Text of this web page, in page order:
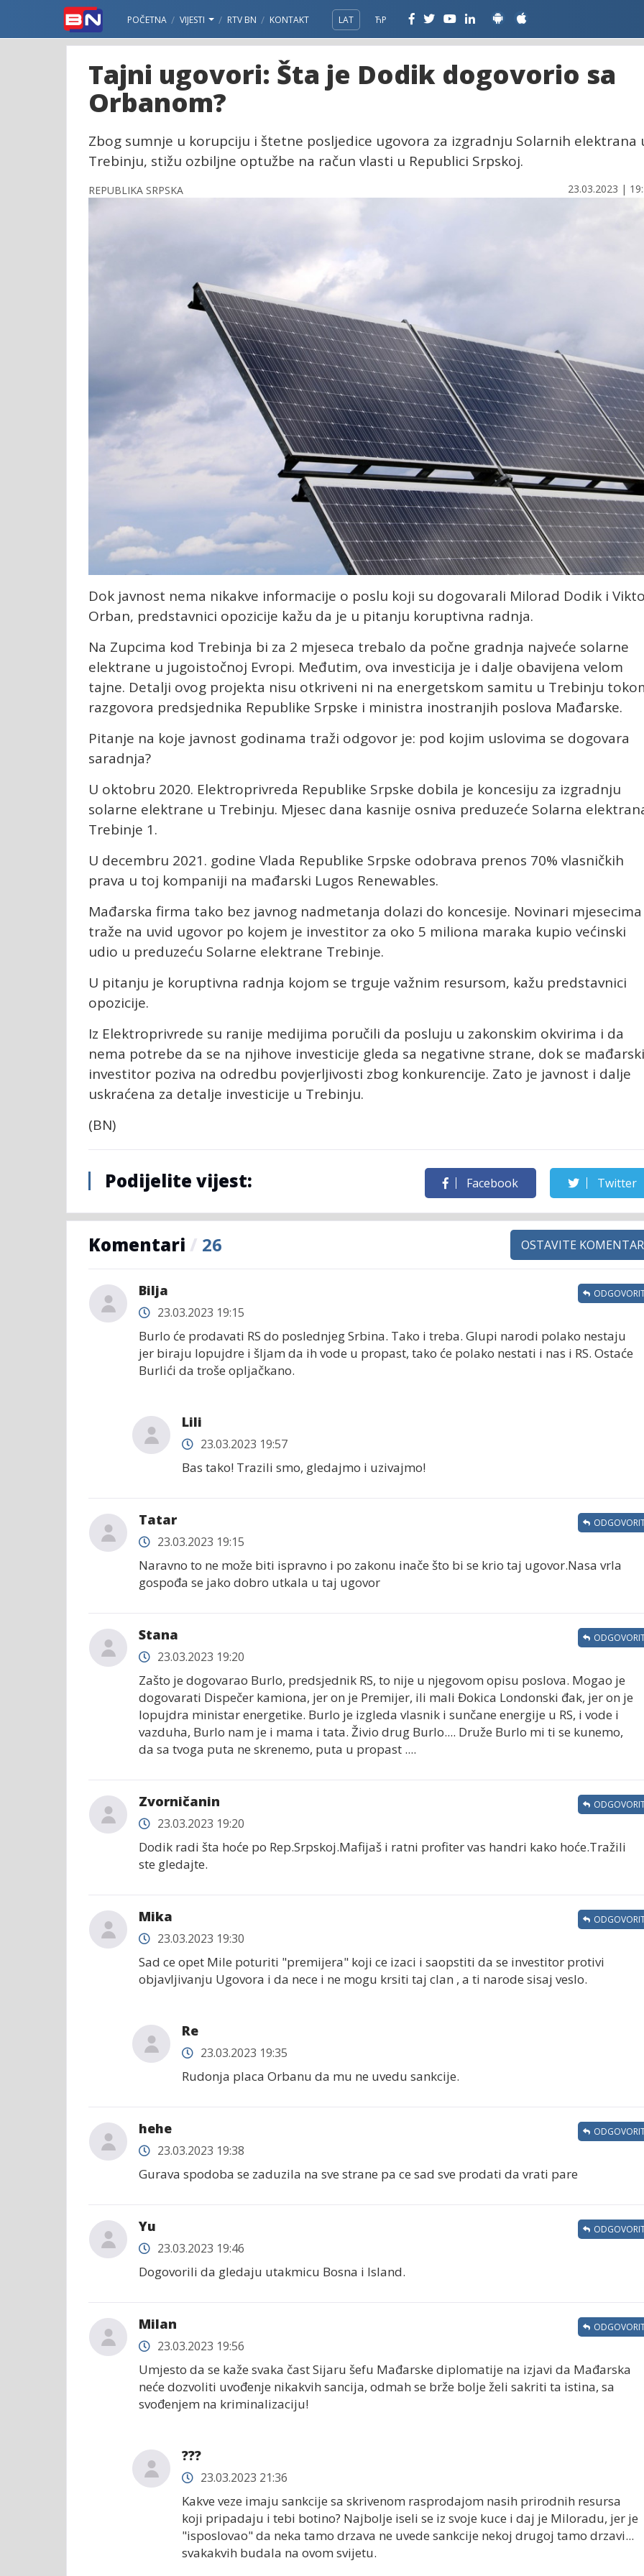
POČETNA VIJESTI RTV BN KONTAKT LAT ЋР
Tajni ugovori: Šta je Dodik dogovorio sa
Orbanom?
Zbog sumnje u korupciju i štetne posljedice ugovora za izgradnju Solarnih elektrana
Trebinju, stižu ozbiljne optužbe na račun vlasti u Republici Srpskoj.
REPUBLIKA SRPSKA 23.03.2023 |
Dok javnost nema nikakve informacije o poslu koji su dogovarali Milorad Dodik i
Orban, predstavnici opozicije kažu da je u pitanju koruptivna radnja.
Na Zupcima kod Trebinja bi za 2 mjeseca trebalo da počne gradnja najveće solarne
elektrane u jugoistočnoj Evropi. Međutim, ova investicija je i dalje obavijena velom
tajne. Detalji ovog projekta nisu otkriveni ni na energetskom samitu u Trebinju
razgovora predsjednika Republike Srpske i ministra inostranjih poslova Mađarske.
Pitanje na koje javnost godinama traži odgovor je: pod kojim uslovima se dogovara
saradnja?
U oktobru 2020. Elektroprivreda Republike Srpske dobila je koncesiju za izgradnju
solarne elektrane u Trebinju. Mjesec dana kasnije osniva preduzeće Solarna
Trebinje 1.
U decembru 2021. godine Vlada Republike Srpske odobrava prenos 70% vlasničkih
prava u toj kompaniji na mađarski Lugos Renewables.
Mađarska firma tako bez javnog nadmetanja dolazi do koncesije. Novinari mjesecima
traže na uvid ugovor po kojem je investitor za oko 5 miliona maraka kupio većinski
udio u preduzeću Solarne elektrane Trebinje.
U pitanju je koruptivna radnja kojom se trguje važnim resursom, kažu predstavnici
opozicije.
Iz Elektroprivrede su ranije medijima poručili da posluju u zakonskim okvirima i da
nema potrebe da se na njihove investicije gleda sa negativne strane, dok se mađarski
investitor poziva na odredbu povjerljivosti zbog konkurencije. Zato je javnost i dalje
uskraćena za detalje investicije u Trebinju.
(BN)
Podijelite vijest: Facebook Twitter
Komentari / 26 OSTAVITE KOMENTAR
Bilja
23.03.2023 19:15
Burlo će prodavati RS do poslednjeg Srbina. Tako i treba. Glupi narodi polako nestaju
jer biraju lopujdre i šljam da ih vode u propast, tako će polako nestati i nas i RS. Ostaće
Burlići da troše opljačkano.
Lili
23.03.2023 19:57
Bas tako! Trazili smo, gledajmo i uzivajmo!
Tatar
23.03.2023 19:15
Naravno to ne može biti ispravno i po zakonu inače što bi se krio taj ugovor.Nasa vrla
gospođa se jako dobro utkala u taj ugovor
Stana
23.03.2023 19:20
Zašto je dogovarao Burlo, predsjednik RS, to nije u njegovom opisu poslova. Mogao je
dogovarati Dispečer kamiona, jer on je Premijer, ili mali Đokica Londonski đak, jer on je
lopujdra ministar energetike. Burlo je izgleda vlasnik i sunčane energije u RS, i vode i
vazduha, Burlo nam je i mama i tata. Živio drug Burlo.... Druže Burlo mi ti se kunemo,
da sa tvoga puta ne skrenemo, puta u propast ....
Zvorničanin
23.03.2023 19:20
Dodik radi šta hoće po Rep.Srpskoj.Mafijaš i ratni profiter vas handri kako hoće.Tražili
ste gledajte.
Mika
23.03.2023 19:30
Sad ce opet Mile poturiti "premijera" koji ce izaci i saopstiti da se investitor protivi
objavljivanju Ugovora i da nece i ne mogu krsiti taj clan , a ti narode sisaj veslo.
Re
23.03.2023 19:35
Rudonja placa Orbanu da mu ne uvedu sankcije.
hehe
23.03.2023 19:38
Gurava spodoba se zaduzila na sve strane pa ce sad sve prodati da vrati pare
Yu
23.03.2023 19:46
Dogovorili da gledaju utakmicu Bosna i Island.
Milan
23.03.2023 19:56
Umjesto da se kaže svaka čast Sijaru šefu Mađarske diplomatije na izjavi da Mađarska
neće dozvoliti uvođenje nikakvih sancija, odmah se brže bolje želi sakriti ta istina, sa
svođenjem na kriminalizaciju!
???
23.03.2023 21:36
Kakve veze imaju sankcije sa skrivenom rasprodajom nasih prirodnih resursa
koji pripadaju i tebi botino? Najbolje iseli se iz svoje kuce i daj je Miloradu, jer je
"isposlovao" da neka tamo drzava ne uvede sankcije nekoj drugoj tamo drzavi...
svakakvih budala na ovom svijetu.